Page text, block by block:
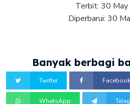
Terbit: 30
Diperbarui: 30
Banyak berbagi
Twitter Facebook
WhatsApp